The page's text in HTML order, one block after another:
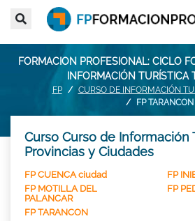
FORMACION PROFESIONAL: CICLO
INFORMACIÓN TURÍSTICA
FP
CURSO DE INFORMACIÓN
FP TARANCON
Curso Curso de Información
Provincias y Ciudades
FP CUENCA ciudad
FP
FP MOTILLA DEL
PALANCAR
FP
FP TARANCON